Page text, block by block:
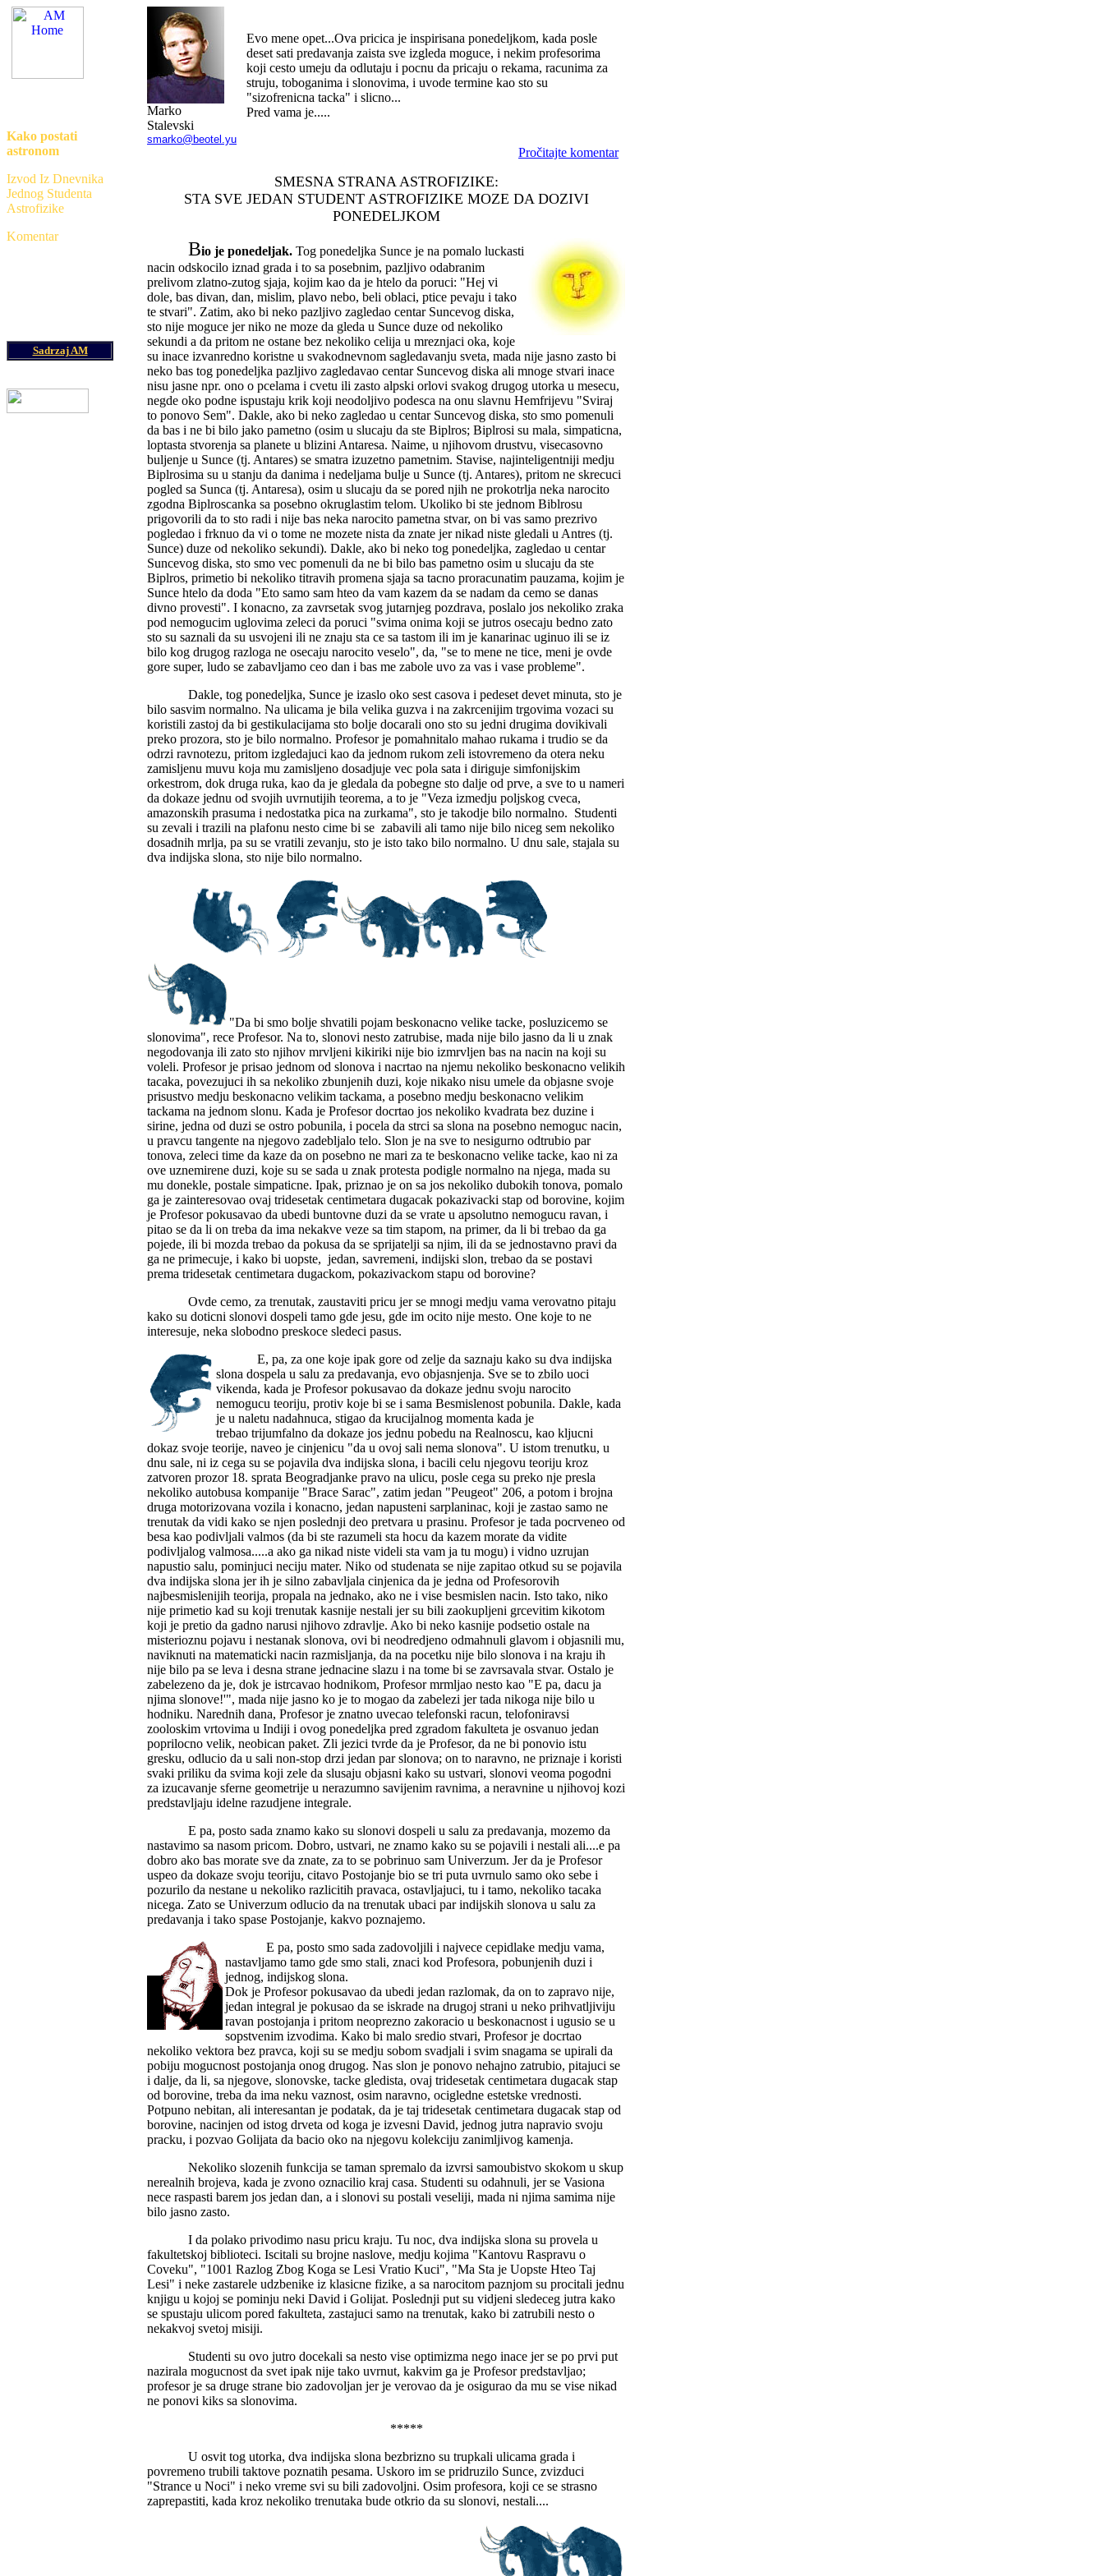
Kako postati
astronom
Izvod Iz Dnevnika
Jednog Studenta
Astrofizike
Komentar
Sadrzaj AM
Marko
Stalevski
smarko@beotel.yu
Evo mene opet...Ova pricica je inspirisana ponedeljkom, kada posle
deset sati predavanja zaista sve izgleda moguce, i nekim profesorima
koji cesto umeju da odlutaju i pocnu da pricaju o rekama, racunima za
struju, toboganima i slonovima, i uvode termine kao sto su
"sizofrenicna tacka" i slicno...
Pred vama je.....
Pročitajte komentar
SMESNA STRANA ASTROFIZIKE:
STA SVE JEDAN STUDENT ASTROFIZIKE MOZE DA DOZIVI
PONEDELJKOM
Bio je ponedeljak. Tog ponedeljka Sunce je na pomalo luckasti
nacin odskocilo iznad grada i to sa posebnim, pazljivo odabranim
prelivom zlatno-zutog sjaja, kojim kao da je htelo da poruci: "Hej vi
dole, bas divan, dan, mislim, plavo nebo, beli oblaci, ptice pevaju i tako
te stvari". Zatim, ako bi neko pazljivo zagledao centar Suncevog diska,
sto nije moguce jer niko ne moze da gleda u Sunce duze od nekoliko
sekundi a da pritom ne ostane bez nekoliko celija u mreznjaci oka, koje
su inace izvanredno koristne u svakodnevnom sagledavanju sveta, mada nije jasno zasto bi
neko bas tog ponedeljka pazljivo zagledavao centar Suncevog diska ali mnoge stvari inace
nisu jasne npr. ono o pcelama i cvetu ili zasto alpski orlovi svakog drugog utorka u mesecu,
negde oko podne ispustaju krik koji neodoljivo podesca na onu slavnu Hemfrijevu "Sviraj
to ponovo Sem". Dakle, ako bi neko zagledao u centar Suncevog diska, sto smo pomenuli
da bas i ne bi bilo jako pametno (osim u slucaju da ste Biplros; Biplrosi su mala, simpaticna,
loptasta stvorenja sa planete u blizini Antaresa. Naime, u njihovom drustvu, visecasovno
buljenje u Sunce (tj. Antares) se smatra izuzetno pametnim. Stavise, najinteligentniji medju
Biplrosima su u stanju da danima i nedeljama bulje u Sunce (tj. Antares), pritom ne skrecuci
pogled sa Sunca (tj. Antaresa), osim u slucaju da se pored njih ne prokotrlja neka narocito
zgodna Biplroscanka sa posebno okruglastim telom. Ukoliko bi ste jednom Biblrosu
prigovorili da to sto radi i nije bas neka narocito pametna stvar, on bi vas samo prezrivo
pogledao i frknuo da vi o tome ne mozete nista da znate jer nikad niste gledali u Antres (tj.
Sunce) duze od nekoliko sekundi). Dakle, ako bi neko tog ponedeljka, zagledao u centar
Suncevog diska, sto smo vec pomenuli da ne bi bilo bas pametno osim u slucaju da ste
Biplros, primetio bi nekoliko titravih promena sjaja sa tacno proracunatim pauzama, kojim je
Sunce htelo da doda "Eto samo sam hteo da vam kazem da se nadam da cemo se danas
divno provesti". I konacno, za zavrsetak svog jutarnjeg pozdrava, poslalo jos nekoliko zraka
pod nemogucim uglovima zeleci da poruci "svima onima koji se jutros osecaju bedno zato
sto su saznali da su usvojeni ili ne znaju sta ce sa tastom ili im je kanarinac uginuo ili se iz
bilo kog drugog razloga ne osecaju narocito veselo", da, "se to mene ne tice, meni je ovde
gore super, ludo se zabavljamo ceo dan i bas me zabole uvo za vas i vase probleme".
Dakle, tog ponedeljka, Sunce je izaslo oko sest casova i pedeset devet minuta, sto je
bilo sasvim normalno. Na ulicama je bila velika guzva i na zakrcenijim trgovima vozaci su
koristili zastoj da bi gestikulacijama sto bolje docarali ono sto su jedni drugima dovikivali
preko prozora, sto je bilo normalno. Profesor je pomahnitalo mahao rukama i trudio se da
odrzi ravnotezu, pritom izgledajuci kao da jednom rukom zeli istovremeno da otera neku
zamisljenu muvu koja mu zamisljeno dosadjuje vec pola sata i diriguje simfonijskim
orkestrom, dok druga ruka, kao da je gledala da pobegne sto dalje od prve, a sve to u nameri
da dokaze jednu od svojih uvrnutijih teorema, a to je "Veza izmedju poljskog cveca,
amazonskih prasuma i nedostatka pica na zurkama", sto je takodje bilo normalno. Studenti
su zevali i trazili na plafonu nesto cime bi se zabavili ali tamo nije bilo niceg sem nekoliko
dosadnih mrlja, pa su se vratili zevanju, sto je isto tako bilo normalno. U dnu sale, stajala su
dva indijska slona, sto nije bilo normalno.
"Da bi smo bolje shvatili pojam beskonacno velike tacke, posluzicemo se
slonovima", rece Profesor. Na to, slonovi nesto zatrubise, mada nije bilo jasno da li u znak
negodovanja ili zato sto njihov mrvljeni kikiriki nije bio izmrvljen bas na nacin na koji su
voleli. Profesor je prisao jednom od slonova i nacrtao na njemu nekoliko beskonacno velikih
tacaka, povezujuci ih sa nekoliko zbunjenih duzi, koje nikako nisu umele da objasne svoje
prisustvo medju beskonacno velikim tackama, a posebno medju beskonacno velikim
tackama na jednom slonu. Kada je Profesor docrtao jos nekoliko kvadrata bez duzine i
sirine, jedna od duzi se ostro pobunila, i pocela da strci sa slona na posebno nemoguc nacin,
u pravcu tangente na njegovo zadebljalo telo. Slon je na sve to nesigurno odtrubio par
tonova, zeleci time da kaze da on posebno ne mari za te beskonacno velike tacke, kao ni za
ove uznemirene duzi, koje su se sada u znak protesta podigle normalno na njega, mada su
mu donekle, postale simpaticne. Ipak, priznao je on sa jos nekoliko dubokih tonova, pomalo
ga je zainteresovao ovaj tridesetak centimetara dugacak pokazivacki stap od borovine, kojim
je Profesor pokusavao da ubedi buntovne duzi da se vrate u apsolutno nemogucu ravan, i
pitao se da li on treba da ima nekakve veze sa tim stapom, na primer, da li bi trebao da ga
pojede, ili bi mozda trebao da pokusa da se sprijatelji sa njim, ili da se jednostavno pravi da
ga ne primecuje, i kako bi uopste, jedan, savremeni, indijski slon, trebao da se postavi
prema tridesetak centimetara dugackom, pokazivackom stapu od borovine?
Ovde cemo, za trenutak, zaustaviti pricu jer se mnogi medju vama verovatno pitaju
kako su doticni slonovi dospeli tamo gde jesu, gde im ocito nije mesto. One koje to ne
interesuje, neka slobodno preskoce sledeci pasus.
E, pa, za one koje ipak gore od zelje da saznaju kako su dva indijska
slona dospela u salu za predavanja, evo objasnjenja. Sve se to zbilo uoci
vikenda, kada je Profesor pokusavao da dokaze jednu svoju narocito
nemogucu teoriju, protiv koje bi se i sama Besmislenost pobunila. Dakle, kada
je u naletu nadahnuca, stigao da krucijalnog momenta kada je
trebao trijumfalno da dokaze jos jednu pobedu na Realnoscu, kao kljucni
dokaz svoje teorije, naveo je cinjenicu "da u ovoj sali nema slonova". U istom trenutku, u
dnu sale, ni iz cega su se pojavila dva indijska slona, i bacili celu njegovu teoriju kroz
zatvoren prozor 18. sprata Beogradjanke pravo na ulicu, posle cega su preko nje presla
nekoliko autobusa kompanije "Brace Sarac", zatim jedan "Peugeot" 206, a potom i brojna
druga motorizovana vozila i konacno, jedan napusteni sarplaninac, koji je zastao samo ne
trenutak da vidi kako se njen poslednji deo pretvara u prasinu. Profesor je tada pocrveneo od
besa kao podivljali valmos (da bi ste razumeli sta hocu da kazem morate da vidite
podivljalog valmosa.....a ako ga nikad niste videli sta vam ja tu mogu) i vidno uzrujan
napustio salu, pominjuci neciju mater. Niko od studenata se nije zapitao otkud su se pojavila
dva indijska slona jer ih je silno zabavljala cinjenica da je jedna od Profesorovih
najbesmislenijih teorija, propala na jednako, ako ne i vise besmislen nacin. Isto tako, niko
nije primetio kad su koji trenutak kasnije nestali jer su bili zaokupljeni grcevitim kikotom
koji je pretio da gadno narusi njihovo zdravlje. Ako bi neko kasnije podsetio ostale na
misterioznu pojavu i nestanak slonova, ovi bi neodredjeno odmahnuli glavom i objasnili mu,
naviknuti na matematicki nacin razmisljanja, da na pocetku nije bilo slonova i na kraju ih
nije bilo pa se leva i desna strane jednacine slazu i na tome bi se zavrsavala stvar. Ostalo je
zabelezeno da je, dok je istrcavao hodnikom, Profesor mrmljao nesto kao "E pa, dacu ja
njima slonove!'", mada nije jasno ko je to mogao da zabelezi jer tada nikoga nije bilo u
hodniku. Narednih dana, Profesor je znatno uvecao telefonski racun, telofoniravsi
zooloskim vrtovima u Indiji i ovog ponedeljka pred zgradom fakulteta je osvanuo jedan
poprilocno velik, neobican paket. Zli jezici tvrde da je Profesor, da ne bi ponovio istu
gresku, odlucio da u sali non-stop drzi jedan par slonova; on to naravno, ne priznaje i koristi
svaki priliku da svima koji zele da slusaju objasni kako su ustvari, slonovi veoma pogodni
za izucavanje sferne geometrije u nerazumno savijenim ravnima, a neravnine u njihovoj kozi
predstavljaju idelne razudjene integrale.
E pa, posto sada znamo kako su slonovi dospeli u salu za predavanja, mozemo da
nastavimo sa nasom pricom. Dobro, ustvari, ne znamo kako su se pojavili i nestali ali....e pa
dobro ako bas morate sve da znate, za to se pobrinuo sam Univerzum. Jer da je Profesor
uspeo da dokaze svoju teoriju, citavo Postojanje bio se tri puta uvrnulo samo oko sebe i
pozurilo da nestane u nekoliko razlicitih pravaca, ostavljajuci, tu i tamo, nekoliko tacaka
nicega. Zato se Univerzum odlucio da na trenutak ubaci par indijskih slonova u salu za
predavanja i tako spase Postojanje, kakvo poznajemo.
E pa, posto smo sada zadovoljili i najvece cepidlake medju vama,
nastavljamo tamo gde smo stali, znaci kod Profesora, pobunjenih duzi i
jednog, indijskog slona.
Dok je Profesor pokusavao da ubedi jedan razlomak, da on to zapravo nije,
jedan integral je pokusao da se iskrade na drugoj strani u neko prihvatljiviju
ravan postojanja i pritom neoprezno zakoracio u beskonacnost i ugusio se u
sopstvenim izvodima. Kako bi malo sredio stvari, Profesor je docrtao
nekoliko vektora bez pravca, koji su se medju sobom svadjali i svim snagama se upirali da
pobiju mogucnost postojanja onog drugog. Nas slon je ponovo nehajno zatrubio, pitajuci se
i dalje, da li, sa njegove, slonovske, tacke gledista, ovaj tridesetak centimetara dugacak stap
od borovine, treba da ima neku vaznost, osim naravno, ocigledne estetske vrednosti.
Potpuno nebitan, ali interesantan je podatak, da je taj tridesetak centimetara dugacak stap od
borovine, nacinjen od istog drveta od koga je izvesni David, jednog jutra napravio svoju
pracku, i pozvao Golijata da bacio oko na njegovu kolekciju zanimljivog kamenja.
Nekoliko slozenih funkcija se taman spremalo da izvrsi samoubistvo skokom u skup
nerealnih brojeva, kada je zvono oznacilio kraj casa. Studenti su odahnuli, jer se Vasiona
nece raspasti barem jos jedan dan, a i slonovi su postali veseliji, mada ni njima samima nije
bilo jasno zasto.
I da polako privodimo nasu pricu kraju. Tu noc, dva indijska slona su provela u
fakultetskoj biblioteci. Iscitali su brojne naslove, medju kojima "Kantovu Raspravu o
Coveku", "1001 Razlog Zbog Koga se Lesi Vratio Kuci", "Ma Sta je Uopste Hteo Taj
Lesi" i neke zastarele udzbenike iz klasicne fizike, a sa narocitom paznjom su procitali jednu
knjigu u kojoj se pominju neki David i Golijat. Poslednji put su vidjeni sledeceg jutra kako
se spustaju ulicom pored fakulteta, zastajuci samo na trenutak, kako bi zatrubili nesto o
nekakvoj svetoj misiji.
Studenti su ovo jutro docekali sa nesto vise optimizma nego inace jer se po prvi put
nazirala mogucnost da svet ipak nije tako uvrnut, kakvim ga je Profesor predstavljao;
profesor je sa druge strane bio zadovoljan jer je verovao da je osigurao da mu se vise nikad
ne ponovi kiks sa slonovima.
*****
U osvit tog utorka, dva indijska slona bezbrizno su trupkali ulicama grada i
povremeno trubili taktove poznatih pesama. Uskoro im se pridruzilo Sunce, zvizduci
"Strance u Noci" i neko vreme svi su bili zadovoljni. Osim profesora, koji ce se strasno
zaprepastiti, kada kroz nekoliko trenutaka bude otkrio da su slonovi, nestali....